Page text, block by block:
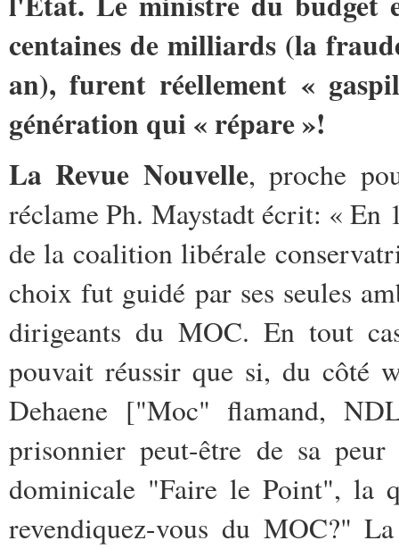
centaines de milliards (la
an), furent réellement «
génération qui « répare »!
La Revue Nouvelle, proche
réclame Ph. Maystadt écrit: «
de la coalition libérale
choix fut guidé par ses seules
dirigeants du MOC. En tout
pouvait réussir que si, du côté
Dehaene ["Moc" flamand,
prisonnier peut-être de sa
dominicale "Faire le Point", la
revendiquez-vous du MOC?"